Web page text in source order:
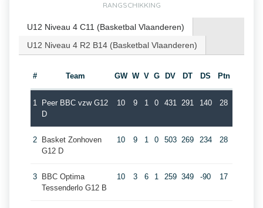
RANGSCHIKKING
U12 Niveau 4 C11 (Basketbal Vlaanderen)
U12 Niveau 4 R2 B14 (Basketbal Vlaanderen)
# Team GW W V G DV DT DS Ptn
1
Peer BBC vzw G12
D
10 9 1 0 431 291 140 28
2
Basket Zonhoven
G12 D
10 9 1 0 503 269 234 28
3
BBC Optima
Tessenderlo G12 B
10 3 6 1 259 349 -90 17